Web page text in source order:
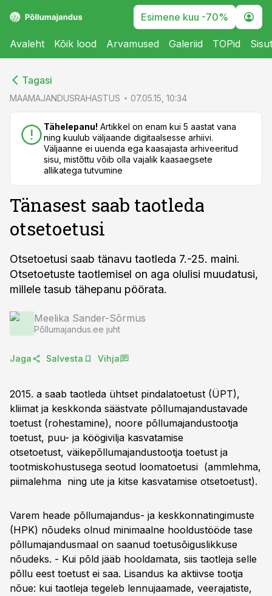
Esimene kuu -70%
Avaleht Kõik lood Arvamused Galeriid TOPid
Tagasi
MAAMAJANDUSRAHASTUS 07.05.15, 10:34
Tähelepanu! Artikkel on enam kui 5 aastat vana
ning kuulub väljaande digitaalsesse arhiivi.
Väljaanne ei uuenda ega kaasajasta arhiveeritud
sisu, mistõttu võib olla vajalik kaasaegsete
allikatega tutvumine
Tänasest saab taotleda
otsetoetusi
Otsetoetusi saab tänavu taotleda 7.-25. maini.
Otsetoetuste taotlemisel on aga olulisi muudatusi,
millele tasub tähepanu pöörata.
Meelika Sander-Sõrmus
Põllumajandus.ee juht
Jaga Salvesta Vihja
2015. a saab taotleda ühtset pindalatoetust (ÜPT),
kliimat ja keskkonda säästvate põllumajandustavade
toetust (rohestamine), noore põllumajandustootja
toetust, puu- ja köögivilja kasvatamise
otsetoetust, väikepõllumajandustootja toetust ja
tootmiskohustusega seotud loomatoetusi (ammlehma,
piimalehma ning ute ja kitse kasvatamise otsetoetust).
Varem heade põllumajandus- ja keskkonnatingimuste
(HPK) nõudeks olnud minimaalne hooldustööde tase
põllumajandusmaal on saanud toetusõiguslikkuse
nõudeks. - Kui põld jääb hooldamata, siis taotleja selle
põllu eest toetust ei saa. Lisandus ka aktiivse tootja
nõue: kui taotleja tegeleb lennujaamade, veerajatiste,